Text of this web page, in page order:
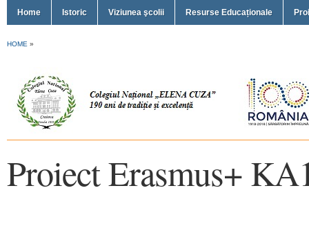
Home Istoric Viziunea şcolii Resurse Educaționale
HOME »
Proiect Erasmus+